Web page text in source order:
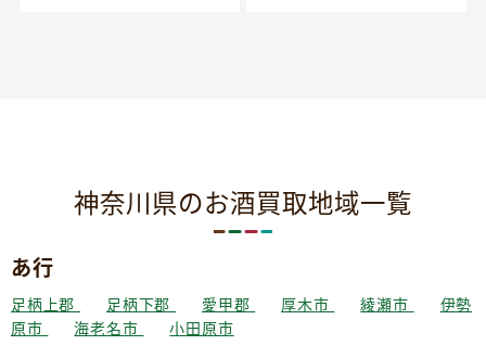
神奈川県のお酒買取地域一覧
あ行
足柄上郡 足柄下郡 愛甲郡 厚木市 綾瀬市
伊勢
原市
海老名市 小田原市